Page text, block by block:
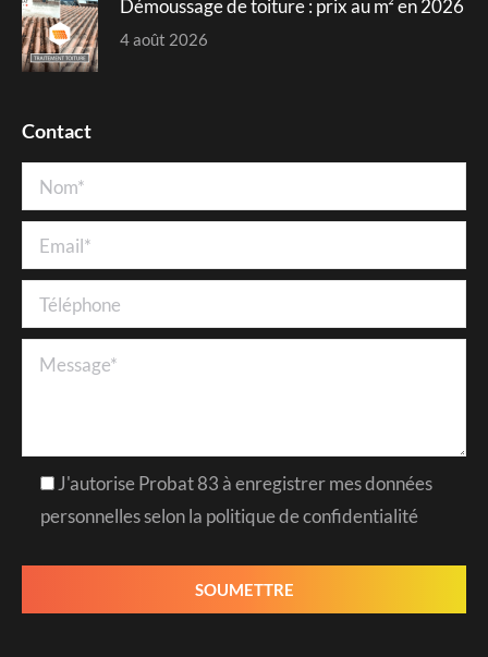
Démoussage de toiture : prix au m² en 2026
4 août 2026
Contact
J'autorise Probat 83 à enregistrer mes données
personnelles selon la politique de confidentialité